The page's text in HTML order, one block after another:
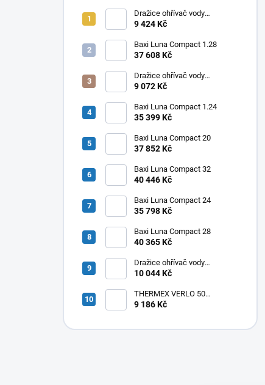
Dražice ohřívač vody
elektrický svislý OKHE ONE/E
9 424 Kč
Baxi Luna Compact 1.28
37 608 Kč
Dražice ohřívač vody
elektrický svislý OKHE ONE/E
9 072 Kč
Baxi Luna Compact 1.24
35 399 Kč
Baxi Luna Compact 20
37 852 Kč
Baxi Luna Compact 32
40 446 Kč
Baxi Luna Compact 24
35 798 Kč
Baxi Luna Compact 28
40 365 Kč
Dražice ohřívač vody
elektrický svislý OKHE ONE/E
10 044 Kč
THERMEX VERLO 50
elektrický ohřívač vody
9 186 Kč